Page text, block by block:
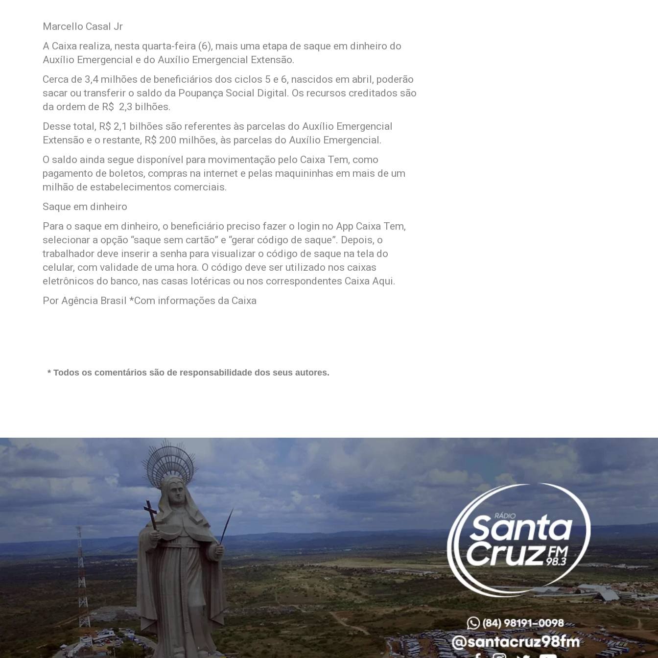
Marcello Casal Jr
A Caixa realiza, nesta quarta-feira (6), mais uma etapa de saque em dinheiro do
Auxílio Emergencial e do Auxílio Emergencial Extensão.
Cerca de 3,4 milhões de beneficiários dos ciclos 5 e 6, nascidos em abril, poderão
sacar ou transferir o saldo da Poupança Social Digital. Os recursos creditados são
da ordem de R$ 2,3 bilhões.
Desse total, R$ 2,1 bilhões são referentes às parcelas do Auxílio Emergencial
Extensão e o restante, R$ 200 milhões, às parcelas do Auxílio Emergencial.
O saldo ainda segue disponível para movimentação pelo Caixa Tem, como
pagamento de boletos, compras na internet e pelas maquininhas em mais de um
milhão de estabelecimentos comerciais.
Saque em dinheiro
Para o saque em dinheiro, o beneficiário preciso fazer o login no App Caixa Tem,
selecionar a opção “saque sem cartão” e “gerar código de saque”. Depois, o
trabalhador deve inserir a senha para visualizar o código de saque na tela do
celular, com validade de uma hora. O código deve ser utilizado nos caixas
eletrônicos do banco, nas casas lotéricas ou nos correspondentes Caixa Aqui.
Por Agência Brasil *Com informações da Caixa
* Todos os comentários são de responsabilidade dos seus autores.